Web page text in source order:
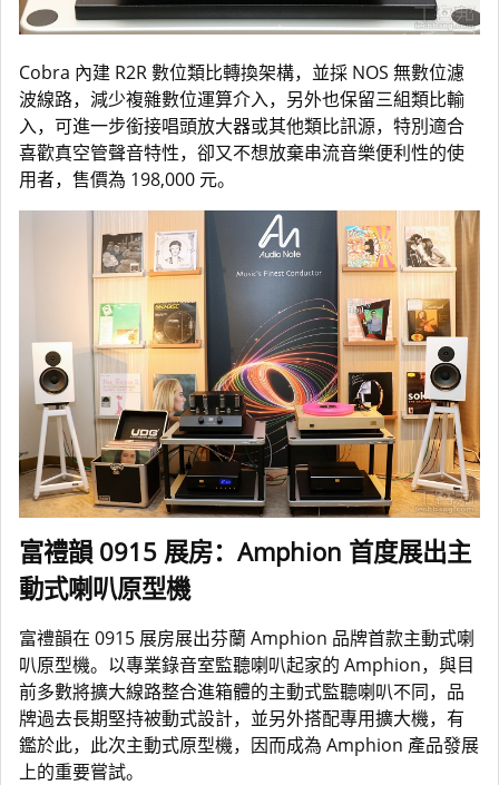
Cobra 內建 R2R 數位類比轉換架構，並採 NOS 無數位濾
波線路，減少複雜數位運算介入，另外也保留三組類比輸
入，可進一步銜接唱頭放大器或其他類比訊源，特別適合
喜歡真空管聲音特性，卻又不想放棄串流音樂便利性的使
用者，售價為 198,000 元。
富禮韻 0915 展房：Amphion 首度展出主
動式喇叭原型機
富禮韻在 0915 展房展出芬蘭 Amphion 品牌首款主動式喇
叭原型機。以專業錄音室監聽喇叭起家的 Amphion，與目
前多數將擴大線路整合進箱體的主動式監聽喇叭不同，品
牌過去長期堅持被動式設計，並另外搭配專用擴大機，有
鑑於此，此次主動式原型機，因而成為 Amphion 產品發展
上的重要嘗試。